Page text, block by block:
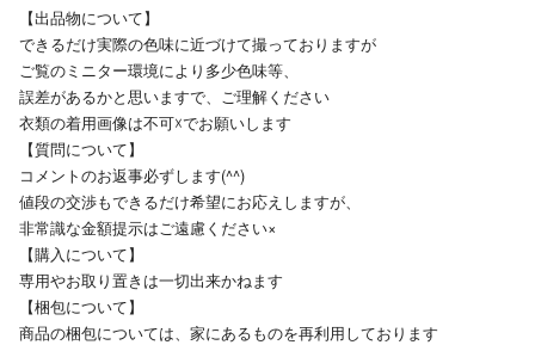
【出品物について】
できるだけ実際の色味に近づけて撮っておりますが
ご覧のミニター環境により多少色味等、
誤差があるかと思いますで、ご理解ください
衣類の着用画像は不可☓でお願いします
【質問について】
コメントのお返事必ずします(^^)
値段の交渉もできるだけ希望にお応えしますが、
非常識な金額提示はご遠慮ください×
【購入について】
専用やお取り置きは一切出来かねます
【梱包について】
商品の梱包については、家にあるものを再利用しております